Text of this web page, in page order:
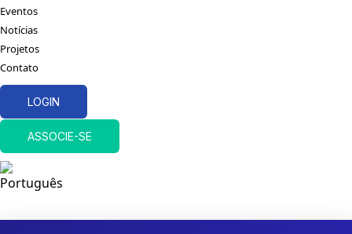
Eventos
Notícias
Projetos
Contato
LOGIN
ASSOCIE-SE